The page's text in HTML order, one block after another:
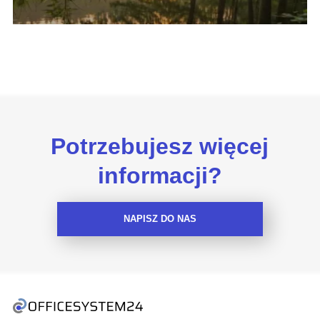
Potrzebujesz więcej
informacji?
NAPISZ DO NAS